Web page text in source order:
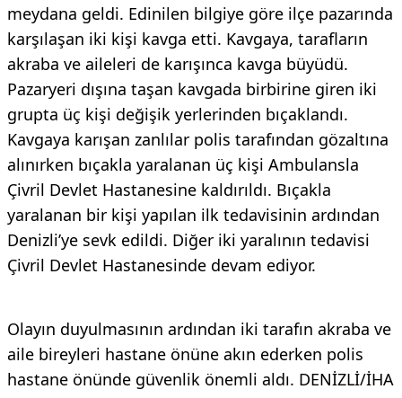
meydana geldi. Edinilen bilgiye göre ilçe pazarında
karşılaşan iki kişi kavga etti. Kavgaya, tarafların
akraba ve aileleri de karışınca kavga büyüdü.
Pazaryeri dışına taşan kavgada birbirine giren iki
grupta üç kişi değişik yerlerinden bıçaklandı.
Kavgaya karışan zanlılar polis tarafından gözaltına
alınırken bıçakla yaralanan üç kişi Ambulansla
Çivril Devlet Hastanesine kaldırıldı. Bıçakla
yaralanan bir kişi yapılan ilk tedavisinin ardından
Denizli’ye sevk edildi. Diğer iki yaralının tedavisi
Çivril Devlet Hastanesinde devam ediyor.
Olayın duyulmasının ardından iki tarafın akraba ve
aile bireyleri hastane önüne akın ederken polis
hastane önünde güvenlik önemli aldı. DENİZLİ/İHA